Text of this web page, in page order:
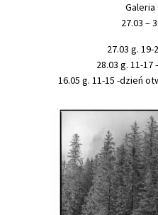
Galeria
27.03 –
27.03 g.
28.03 g. 11-
16.05 g. 11-15 -dzień